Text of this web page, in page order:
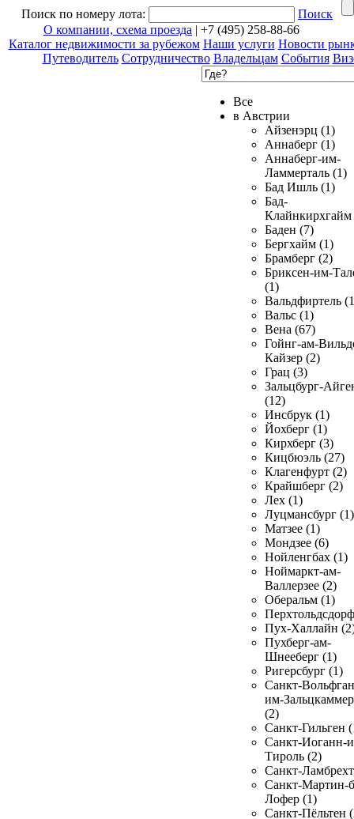
Поиск по номеру лота:
Поиск
О компании, схема проезда | +7 (495) 258-88-66
Каталог недвижимости за рубежом Наши услуги Новости
Путеводитель Сотрудничество Владельцам События
Все
в Австрии
Айзенэрц (1)
Аннаберг (1)
Аннаберг-им-
Ламмерталь (1)
Бад Ишль (1)
Бад-
Клайнкирхгайм
Баден (7)
Бергхайм (1)
Брамберг (2)
Бриксен-им-
(1)
Вальдфиртель
Вальс (1)
Вена (67)
Гойнг-ам-
Кайзер (2)
Грац (3)
Зальцбург-
(12)
Инсбрук (1)
Йохберг (1)
Кирхберг (3)
Кицбюэль (27)
Клагенфурт (2)
Крайшберг (2)
Лех (1)
Луцмансбург (1)
Матзее (1)
Мондзее (6)
Нойленгбах (1)
Ноймаркт-ам-
Валлерзее (2)
Оберальм (1)
Пух-Халлайн
Пухберг-ам-
Шнееберг (1)
Ригерсбург (1)
Санкт-
им-
(2)
Санкт-Гильген
Санкт-Иоганн-
Тироль (2)
Санкт-
Санкт-Мартин-
Лофер (1)
Санкт-Пёльтен